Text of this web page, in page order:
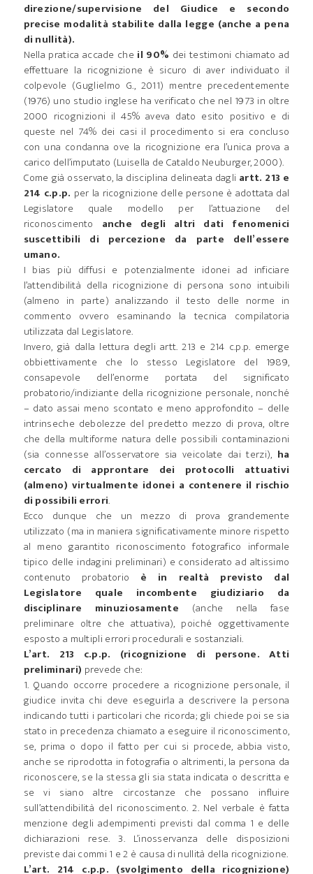
direzione/supervisione del Giudice e secondo
precise modalità stabilite dalla legge (anche a pena
di nullità).
Nella pratica accade che il 90% dei testimoni chiamato ad
effettuare la ricognizione è sicuro di aver individuato il
colpevole (Guglielmo G., 2011) mentre precedentemente
(1976) uno studio inglese ha verificato che nel 1973 in oltre
2000 ricognizioni il 45% aveva dato esito positivo e di
queste nel 74% dei casi il procedimento si era concluso
con una condanna ove la ricognizione era l’unica prova a
carico dell’imputato (Luisella de Cataldo Neuburger, 2000).
Come già osservato, la disciplina delineata dagli artt. 213 e
214 c.p.p. per la ricognizione delle persone è adottata dal
Legislatore quale modello per l’attuazione del
riconoscimento anche degli altri dati fenomenici
suscettibili di percezione da parte dell’essere
umano.
I bias più diffusi e potenzialmente idonei ad inficiare
l’attendibilità della ricognizione di persona sono intuibili
(almeno in parte) analizzando il testo delle norme in
commento ovvero esaminando la tecnica compilatoria
utilizzata dal Legislatore.
Invero, già dalla lettura degli artt. 213 e 214 c.p.p. emerge
obbiettivamente che lo stesso Legislatore del 1989,
consapevole dell’enorme portata del significato
probatorio/indiziante della ricognizione personale, nonché
– dato assai meno scontato e meno approfondito – delle
intrinseche debolezze del predetto mezzo di prova, oltre
che della multiforme natura delle possibili contaminazioni
(sia connesse all’osservatore sia veicolate dai terzi), ha
cercato di approntare dei protocolli attuativi
(almeno) virtualmente idonei a contenere il rischio
di possibili errori.
Ecco dunque che un mezzo di prova grandemente
utilizzato (ma in maniera significativamente minore rispetto
al meno garantito riconoscimento fotografico informale
tipico delle indagini preliminari) e considerato ad altissimo
contenuto probatorio è in realtà previsto dal
Legislatore quale incombente giudiziario da
disciplinare minuziosamente (anche nella fase
preliminare oltre che attuativa), poiché oggettivamente
esposto a multipli errori procedurali e sostanziali.
L’art. 213 c.p.p. (ricognizione di persone. Atti
preliminari) prevede che:
1. Quando occorre procedere a ricognizione personale, il
giudice invita chi deve eseguirla a descrivere la persona
indicando tutti i particolari che ricorda; gli chiede poi se sia
stato in precedenza chiamato a eseguire il riconoscimento,
se, prima o dopo il fatto per cui si procede, abbia visto,
anche se riprodotta in fotografia o altrimenti, la persona da
riconoscere, se la stessa gli sia stata indicata o descritta e
se vi siano altre circostanze che possano influire
sull’attendibilità del riconoscimento. 2. Nel verbale è fatta
menzione degli adempimenti previsti dal comma 1 e delle
dichiarazioni rese. 3. L’inosservanza delle disposizioni
previste dai commi 1 e 2 è causa di nullità della ricognizione.
L’art. 214 c.p.p. (svolgimento della ricognizione)